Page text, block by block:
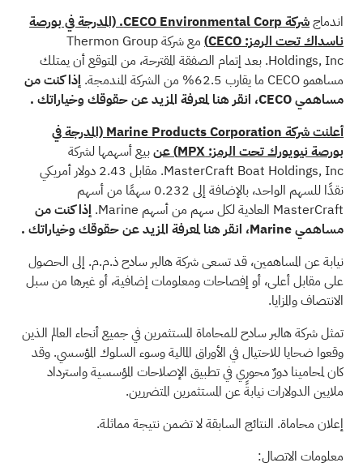
اندماج
شركة CECO Environmental Corp. (المدرجة في بورصة
ناسداك تحت الرمز: CECO)
مع شركة Thermon Group
Holdings, Inc. بعد إتمام الصفقة المقترحة، من المتوقع أن يمتلك
مساهمو CECO ما يقارب 62.5% من الشركة المندمجة.
إذا كنت من
مساهمي CECO،
انقر هنا لمعرفة المزيد عن حقوقك وخياراتك .
أعلنت شركة Marine Products Corporation (المدرجة في
بورصة نيويورك تحت الرمز: MPX) عن
بيع أسهمها لشركة
MasterCraft Boat Holdings, Inc. مقابل 2.43 دولار أمريكي
نقدًا للسهم الواحد، بالإضافة إلى 0.232 سهمًا من أسهم
MasterCraft العادية لكل سهم من أسهم Marine.
إذا كنت من
مساهمي Marine،
انقر هنا لمعرفة المزيد عن حقوقك وخياراتك .
نيابة عن المساهمين، قد تسعى شركة هالبر سادح ذ.م.م. إلى الحصول
على مقابل أعلى، أو إفصاحات ومعلومات إضافية، أو غيرها من سبل
الانتصاف والمزايا.
تمثل شركة هالبر سادح للمحاماة المستثمرين في جميع أنحاء العالم الذين
وقعوا ضحايا للاحتيالفي الأوراق المالية وسوء السلوك المؤسسي. وقد
كان لمحامينا دورٌ محوري في تطبيق الإصلاحات المؤسسية واسترداد
ملايين الدولارات نيابةً عن المستثمرين المتضررين.
إعلان محاماة. النتائج السابقة لا تضمن نتيجة مماثلة.
معلومات الاتصال: